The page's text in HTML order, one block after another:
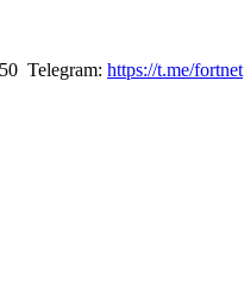
Telegram: https://t.me/fortnet